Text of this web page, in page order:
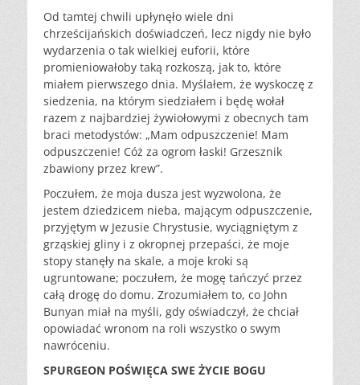
Od tamtej chwili upłynęło wiele dni
chrześcijańskich doświadczeń, lecz nigdy nie było
wydarzenia o tak wielkiej euforii, które
promieniowałoby taką rozkoszą, jak to, które
miałem pierwszego dnia. Myślałem, że wyskoczę z
siedzenia, na którym siedziałem i będę wołał
razem z najbardziej żywiołowymi z obecnych tam
braci metodystów: „Mam odpuszczenie! Mam
odpuszczenie! Cóż za ogrom łaski! Grzesznik
zbawiony przez krew”.
Poczułem, że moja dusza jest wyzwolona, że
jestem dziedzicem nieba, mającym odpuszczenie,
przyjętym w Jezusie Chrystusie, wyciągniętym z
grząskiej gliny i z okropnej przepaści, że moje
stopy stanęły na skale, a moje kroki są
ugruntowane; poczułem, że mogę tańczyć przez
całą drogę do domu. Zrozumiałem to, co John
Bunyan miał na myśli, gdy oświadczył, że chciał
opowiadać wronom na roli wszystko o swym
nawróceniu.
SPURGEON POŚWIĘCA SWE ŻYCIE BOGU